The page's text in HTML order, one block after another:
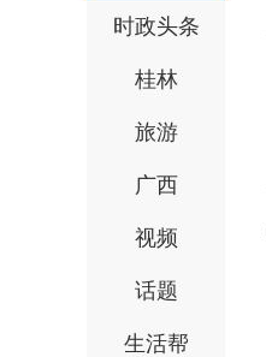
时政头条
桂林
旅游
广西
视频
话题
生活帮